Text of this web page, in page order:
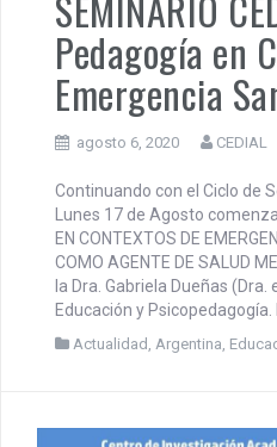
Pedagogía en
Emergencia
agosto 6, 2020 CEDIAL
Continuando con el Ciclo de
Lunes 17 de Agosto
EN CONTEXTOS DE
COMO AGENTE DE SALUD
la Dra. Gabriela Dueñas (Dra.
Educación y
Actualidad , Argentina,